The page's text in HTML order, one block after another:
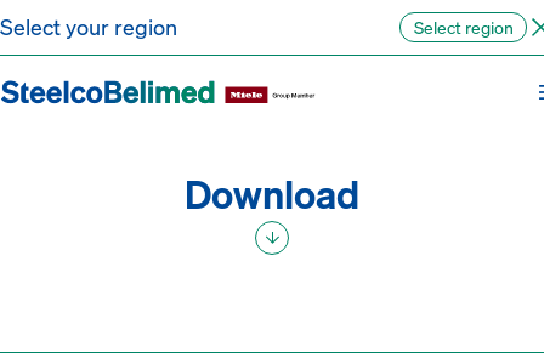
Select your region Select region
Download